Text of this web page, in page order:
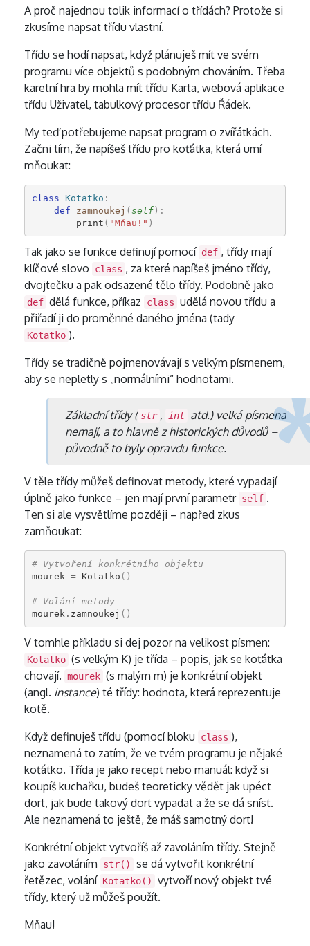
A proč najednou tolik informací o třídách? Protože si
zkusíme napsat třídu vlastní.
Třídu se hodí napsat, když plánuješ mít ve svém
programu více objektů s podobným chováním. Třeba
karetní hra by mohla mít třídu Karta, webová aplikace
třídu Uživatel, tabulkový procesor třídu Řádek.
My teď potřebujeme napsat program o zvířátkách.
Začni tím, že napíšeš třídu pro koťátka, která umí
mňoukat:
class Kotatko :
def
zamnoukej (self):
print ( "Mňau!" )
Tak jako se funkce definují pomocí def , třídy mají
klíčové slovo
class , za které napíšeš jméno třídy,
dvojtečku a pak odsazené tělo třídy. Podobně jako
def dělá funkce, příkaz class udělá novou třídu a
přiřadí ji do proměnné daného jména (tady
Kotatko ).
Třídy se tradičně pojmenovávají s velkým písmenem,
aby se nepletly s „normálními“ hodnotami.
Základní třídy ( str , int atd.) velká písmena
nemají, a to hlavně z historických důvodů –
původně to byly opravdu funkce.
V těle třídy můžeš definovat metody, které vypadají
úplně jako funkce – jen mají první parametr self .
Ten si ale vysvětlíme později – napřed zkus
zamňoukat:
# Vytvoření konkrétního objektu
mourek = Kotatko ()
# Volání metody
mourek . zamnoukej ()
V tomhle příkladu si dej pozor na velikost písmen:
Kotatko (s velkým K) je třída – popis, jak se koťátka
chovají. mourek (s malým m) je konkrétní objekt
(angl. instance) té třídy: hodnota, která reprezentuje
kotě.
Když definuješ třídu (pomocí bloku
class ),
neznamená to zatím, že ve tvém programu je nějaké
koťátko. Třída je jako recept nebo manuál: když si
koupíš kuchařku, budeš teoreticky vědět jak upéct
dort, jak bude takový dort vypadat a že se dá sníst.
Ale neznamená to ještě, že máš samotný dort!
Konkrétní objekt vytvoříš až zavoláním třídy. Stejně
jako zavoláním
str()
se dá vytvořit konkrétní
řetězec, volání Kotatko()
vytvoří nový objekt tvé
třídy, který už můžeš použít.
Mňau!